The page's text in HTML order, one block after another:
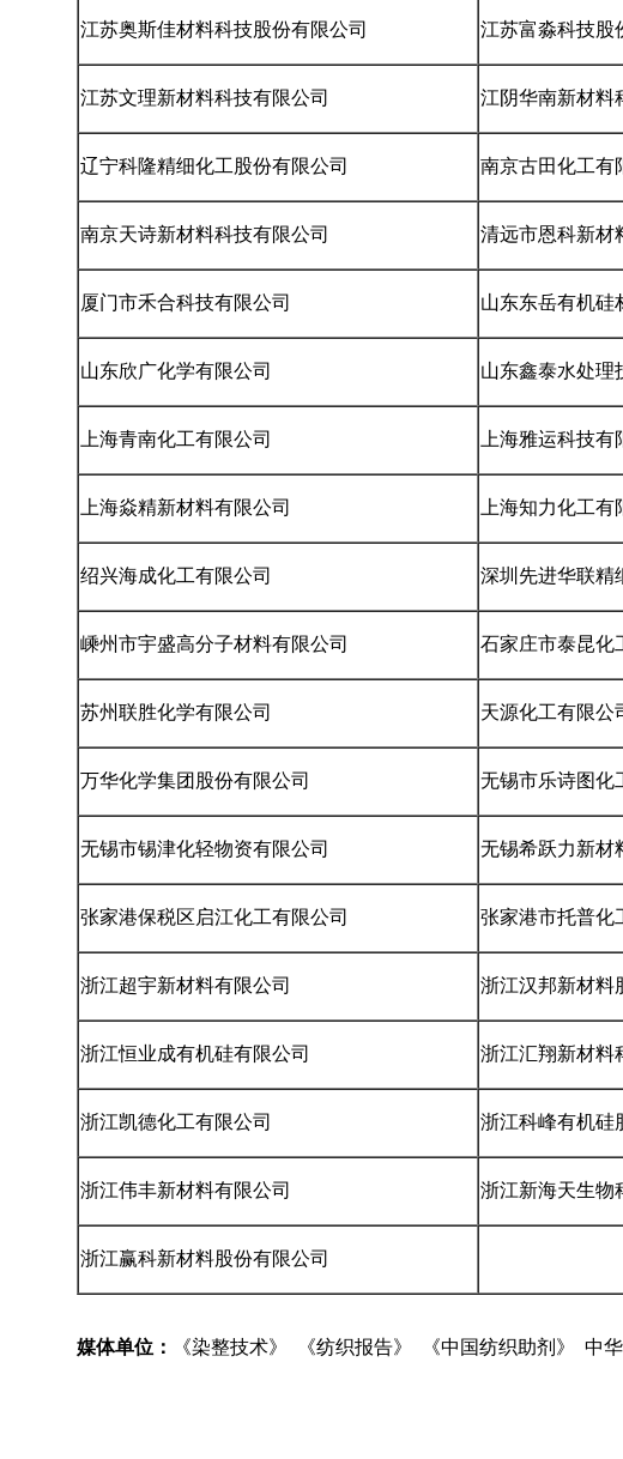
江苏奥斯佳材料科技股份有限公司 江苏富淼科技股
江苏文理新材料科技有限公司 江阴华南新材料
辽宁科隆精细化工股份有限公司 南京古田化工有
南京天诗新材料科技有限公司 清远市恩科新材
厦门市禾合科技有限公司 山东东岳有机硅
山东欣广化学有限公司 山东鑫泰水处理
上海青南化工有限公司 上海雅运科技有
上海焱精新材料有限公司 上海知力化工有
绍兴海成化工有限公司 深圳先进华联精
嵊州市宇盛高分子材料有限公司 石家庄市泰昆化
苏州联胜化学有限公司 天源化工有限公
万华化学集团股份有限公司 无锡市乐诗图化
无锡市锡津化轻物资有限公司 无锡希跃力新材
张家港保税区启江化工有限公司 张家港市托普化
浙江超宇新材料有限公司 浙江汉邦新材料
浙江恒业成有机硅有限公司 浙江汇翔新材料
浙江凯德化工有限公司 浙江科峰有机硅
浙江伟丰新材料有限公司 浙江新海天生物
浙江赢科新材料股份有限公司
媒体单位： 《染整技术》 《纺织报告》 《中国纺织助剂》 中